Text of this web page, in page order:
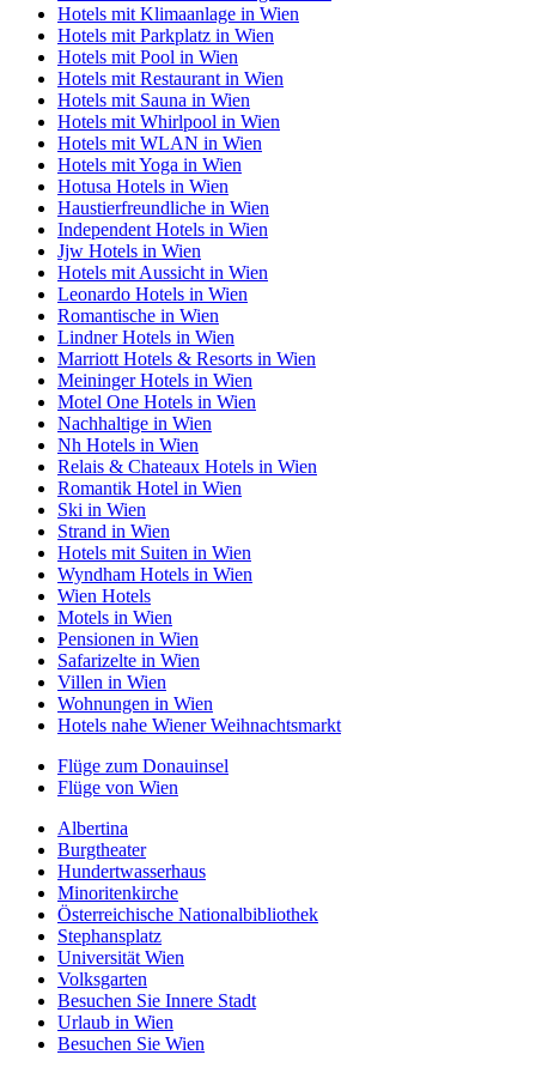
Hotels mit Klimaanlage in Wien
Hotels mit Parkplatz in Wien
Hotels mit Pool in Wien
Hotels mit Restaurant in Wien
Hotels mit Sauna in Wien
Hotels mit Whirlpool in Wien
Hotels mit WLAN in Wien
Hotels mit Yoga in Wien
Hotusa Hotels in Wien
Haustierfreundliche in Wien
Independent Hotels in Wien
Jjw Hotels in Wien
Hotels mit Aussicht in Wien
Leonardo Hotels in Wien
Romantische in Wien
Lindner Hotels in Wien
Marriott Hotels & Resorts in Wien
Meininger Hotels in Wien
Motel One Hotels in Wien
Nachhaltige in Wien
Nh Hotels in Wien
Relais & Chateaux Hotels in Wien
Romantik Hotel in Wien
Ski in Wien
Strand in Wien
Hotels mit Suiten in Wien
Wyndham Hotels in Wien
Wien Hotels
Motels in Wien
Pensionen in Wien
Safarizelte in Wien
Villen in Wien
Wohnungen in Wien
Hotels nahe Wiener Weihnachtsmarkt
Flüge zum Donauinsel
Flüge von Wien
Albertina
Burgtheater
Hundertwasserhaus
Minoritenkirche
Österreichische Nationalbibliothek
Stephansplatz
Universität Wien
Volksgarten
Besuchen Sie Innere Stadt
Urlaub in Wien
Besuchen Sie Wien